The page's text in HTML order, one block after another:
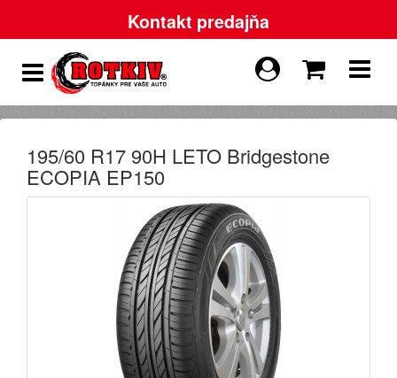
Kontakt predajňa
195/60 R17 90H LETO Bridgestone
ECOPIA EP150